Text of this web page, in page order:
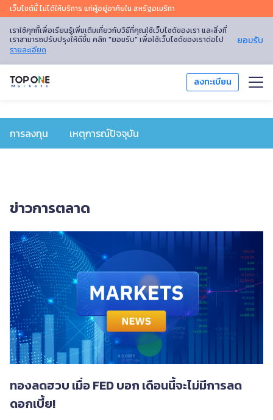
เว็บไซต์นี้ ไม่ได้ให้บริการ แก่ผู้อยู่อาศัยใน สหรัฐอเมริกา
เราใช้คุกกี้เพื่อเรียนรู้เพิ่มเติมเกี่ยวกับวิธีที่คุณใช้เว็บไซต์ของเรา และสิ่งที่
เราสามารถปรับปรุงให้ดีขึ้น คลิก "ยอมรับ" เพื่อใช้เว็บไซต์ของเราต่อไป
รายละเอียด
ยอมรับ
ลงทะเบียน
เทรด
แพลตฟอร์มการเทรด
การศึกษา
โปรโมชัน
เกี่ยวกับเรา
ไทย
Trader | Partners
การลงทุน เหตุการณ์ปัจจุบัน
ข่าวการตลาด
ทองลดฮวบ เมื่อ FED บอก เดือนนี้จะไม่มีการลด
ดอกเบี้ย!